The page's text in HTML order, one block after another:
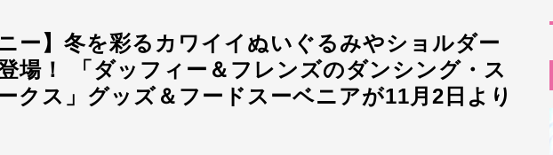
ニー】冬を彩るカワイイぬいぐるみやショルダー
場！ 「ダッフィー＆フレンズのダンシング・ス
クス」グッズ＆フードスーベニアが11月2日より